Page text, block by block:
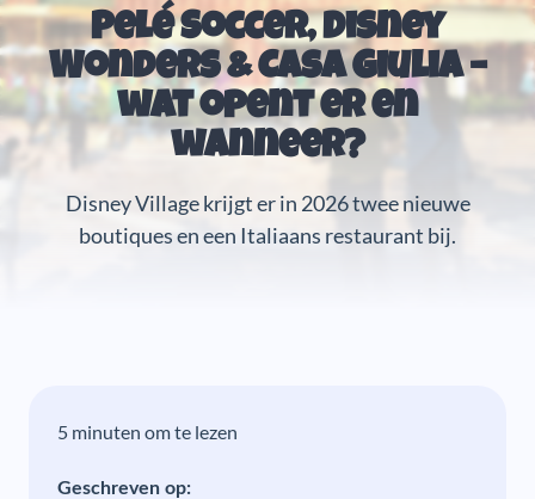
Pelé Soccer, Disney
Wonders & Casa Giulia –
wat opent er en
wanneer?
Disney Village krijgt er in 2026 twee nieuwe
boutiques en een Italiaans restaurant bij.
5 minuten om te lezen
Geschreven op: